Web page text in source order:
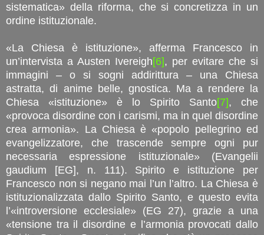
sistematica» della riforma, che si concretizza in un
ordine istituzionale.
«La Chiesa è istituzione», afferma Francesco in
un’intervista a Austen Ivereigh[6], per evitare che si
immagini – o si sogni addirittura – una Chiesa
astratta, di anime belle, gnostica. Ma a rendere la
Chiesa «istituzione» è lo Spirito Santo[7], che
«provoca disordine con i carismi, ma in quel disordine
crea armonia». La Chiesa è «popolo pellegrino ed
evangelizzatore, che trascende sempre ogni pur
necessaria espressione istituzionale» (Evangelii
gaudium [EG], n. 111). Spirito e istituzione per
Francesco non si negano mai l’un l’altro. La Chiesa è
istituzionalizzata dallo Spirito Santo, e questo evita
l’«introversione ecclesiale» (EG 27), grazie a una
«tensione tra il disordine e l’armonia provocati dallo